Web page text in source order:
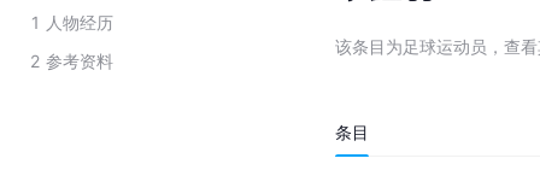
1 人物经历
2 参考资料
该条目为足球运动员 ， 查看
条目